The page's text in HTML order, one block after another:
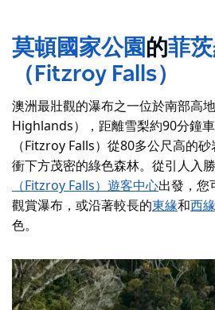
莫頓國家公園 的菲
（Fitzroy Falls）
澳洲最壯觀的瀑布之一位於南部高
Highlands），距離雪梨約90分鐘
（Fitzroy Falls）從80多公尺高的
衝下方茂密的綠色森林。從引人入
（Fitzroy Falls）遊客中心出發，您
觀賞瀑布，或沿著較長的東緣和西緣
色。